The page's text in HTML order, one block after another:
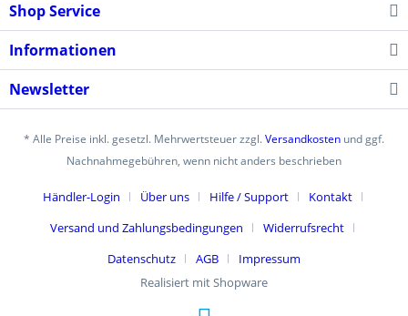
Shop Service
Informationen
Newsletter
* Alle Preise inkl. gesetzl. Mehrwertsteuer zzgl.Versandkosten und ggf.
Nachnahmegebühren, wenn nicht anders beschrieben
Händler-Login Über uns Hilfe / Support
Kontakt
Versand und Zahlungsbedingungen
Widerrufsrecht
Datenschutz
AGB
Impressum
Realisiert mit Shopware